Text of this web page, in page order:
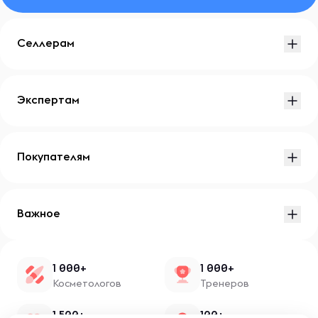
Селлерам
Экспертам
Покупателям
Важное
1 000+
Косметологов
1 000+
Тренеров
1 500+ 100+